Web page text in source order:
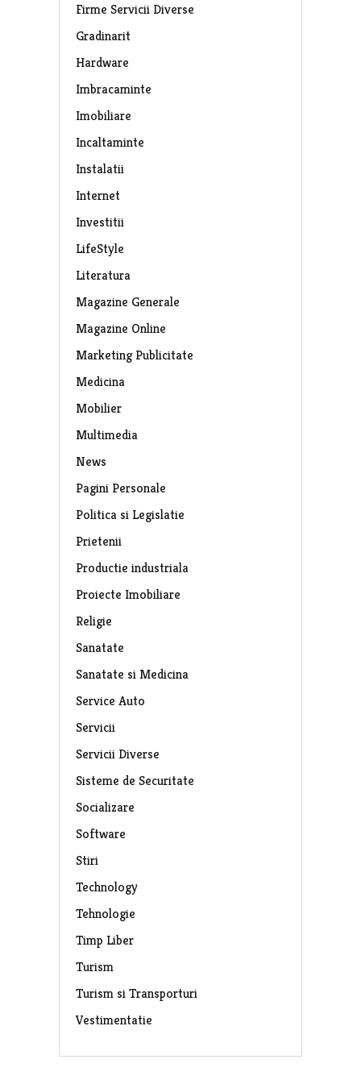
Firme Servicii Diverse
Gradinarit
Hardware
Imbracaminte
Imobiliare
Incaltaminte
Instalatii
Internet
Investitii
LifeStyle
Literatura
Magazine Generale
Magazine Online
Marketing Publicitate
Medicina
Mobilier
Multimedia
News
Pagini Personale
Politica si Legislatie
Prietenii
Productie industriala
Proiecte Imobiliare
Religie
Sanatate
Sanatate si Medicina
Service Auto
Servicii
Servicii Diverse
Sisteme de Securitate
Socializare
Software
Stiri
Technology
Tehnologie
Timp Liber
Turism
Turism si Transporturi
Vestimentatie